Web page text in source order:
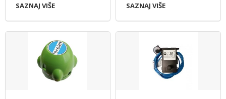
SAZNAJ VIŠE SAZNAJ VIŠE